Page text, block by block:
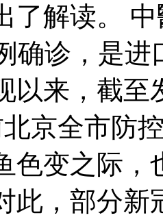
了解读。
确诊，是
以来，截至
京全市防
色变之际
此，部分新